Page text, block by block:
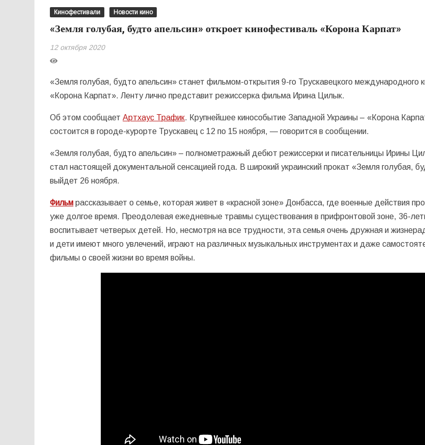
Кинофестивали Новости кино
«Земля голубая, будто апельсин» откроет кинофестиваль «Корона Карпат»
12 октября 2020
«Земля голубая, будто апельсин» станет фильмом-открытия 9-го Трускавецкого международного
«Корона Карпат». Ленту лично представит режиссерка фильма Ирина Цилык.
Об этом сообщаетАртхаус Трафик. Крупнейшее кинособытие Западной Украины – «Корона
состоится в городе-курорте Трускавец с 12 по 15 ноября, — говорится в сообщении.
«Земля голубая, будто апельсин» – полнометражный дебют режиссерки и писательницы Ирины
стал настоящей документальной сенсацией года. В широкий украинский прокат «Земля голубая,
выйдет 26 ноября.
Фильм рассказывает о семье, которая живет в «красной зоне» Донбасса, где военные действия
уже долгое время. Преодолевая ежедневные травмы существования в прифронтовой зоне, 36-
воспитывает четверых детей. Но, несмотря на все трудности, эта семья очень дружная и
и дети имеют много увлечений, играют на различных музыкальных инструментах и даже
фильмы о своей жизни во время войны.